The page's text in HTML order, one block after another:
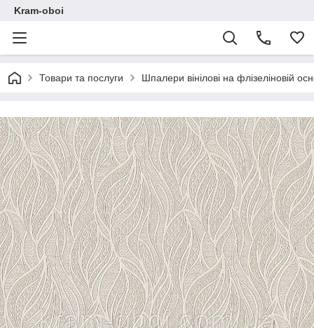
Kram-oboi
Товари та послуги Шпалери вінілові на флізеліновій